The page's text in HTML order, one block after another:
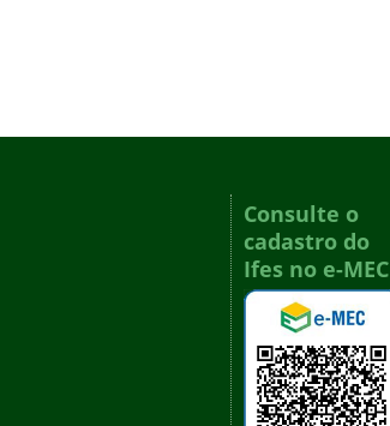
Consulte o
cadastro do
Ifes no e-MEC